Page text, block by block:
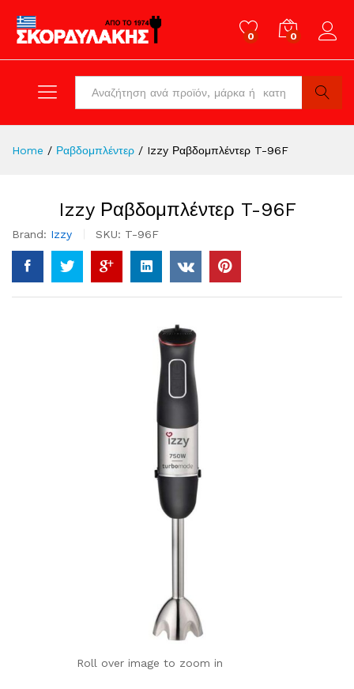
0 0
Search
Home / Ραβδομπλέντερ / Izzy Ραβδομπλέντερ T-96F
Izzy Ραβδομπλέντερ T-96F
Brand: Izzy SKU: T-96F
Roll over image to zoom in